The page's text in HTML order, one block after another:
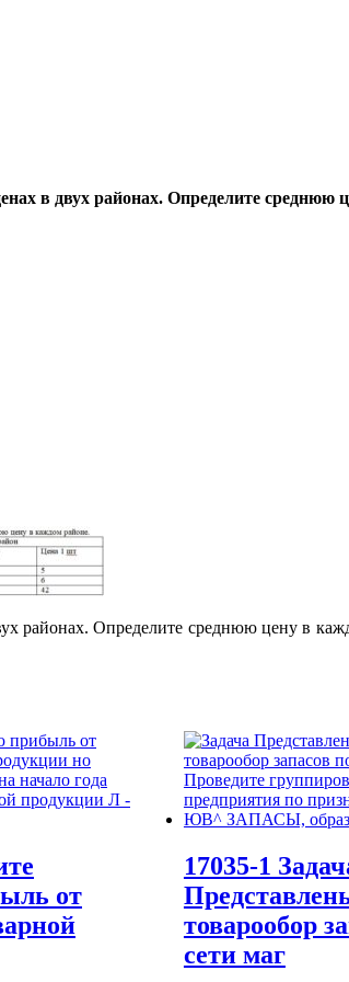
в двух районах. Определите среднюю
районах. Определите среднюю цену в
от
17035-1
товарообор
сети маг